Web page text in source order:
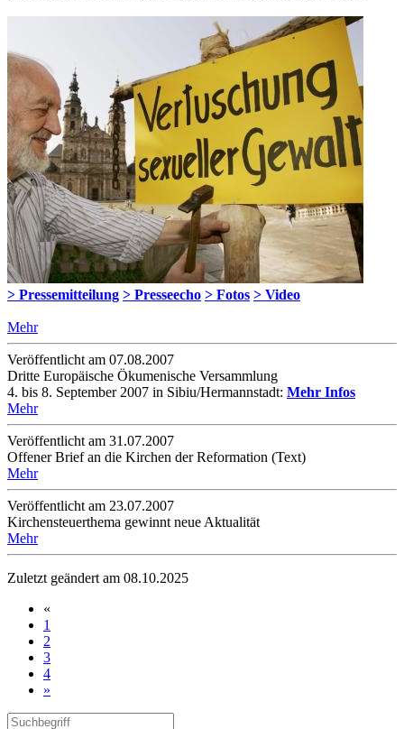
> Pressemitteilung > Presseecho > Fotos > Video
Mehr
Veröffentlicht am 07­.08.2007
Dritte Europäische Ökumenische Versammlung
4. bis 8. September 2007 in Sibiu/Hermannstadt: Mehr Infos
Mehr
Veröffentlicht am 31­.07.2007
Offener Brief an die Kirchen der Reformation (Text)
Mehr
Veröffentlicht am 23­.07.2007
Kirchensteuerthema gewinnt neue Aktualität
Mehr
Zuletzt geändert am 08­.10.2025
«
1
2
3
4
»